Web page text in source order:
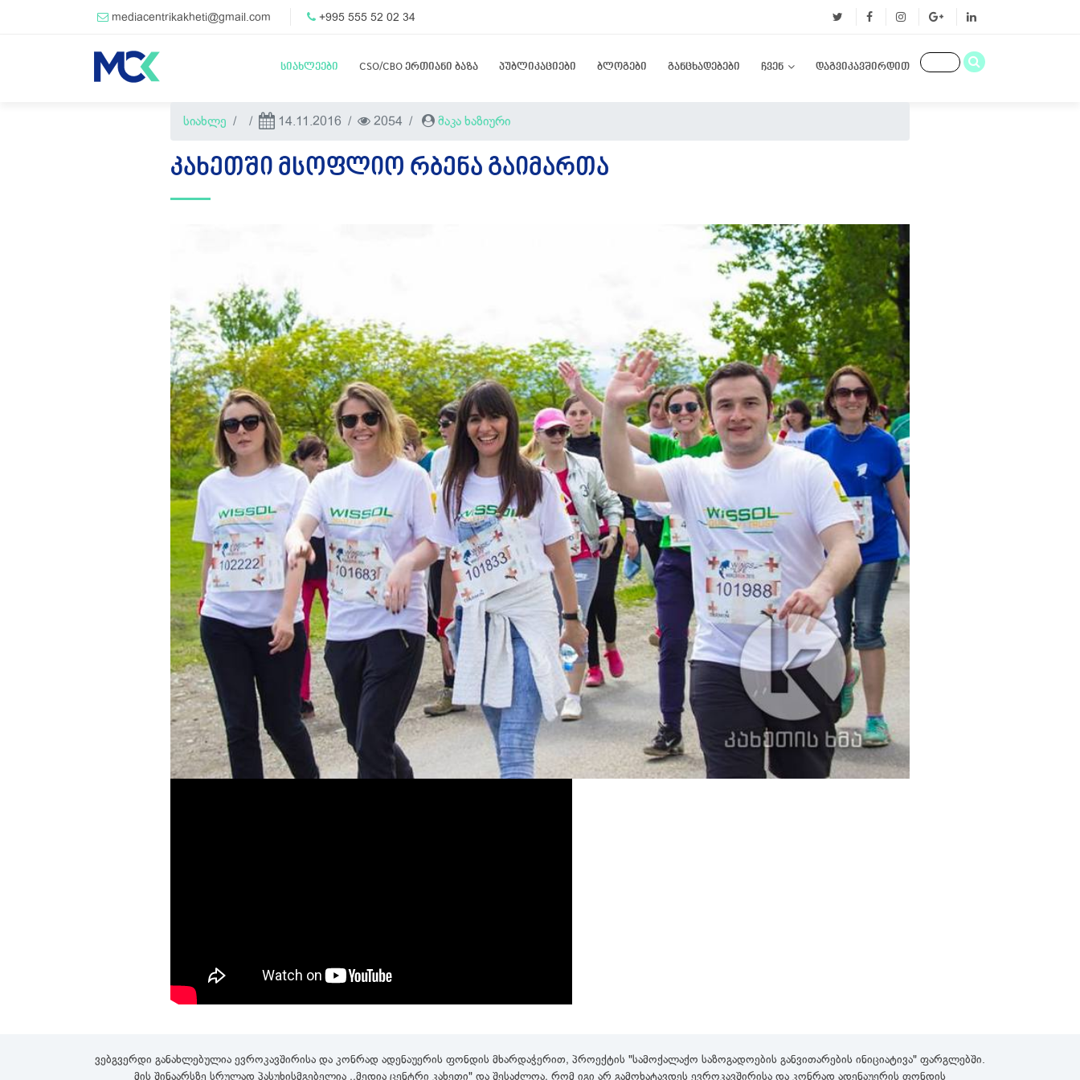
mediacentrikakheti@gmail.com +995 555 52 02 34
სიახლეები CSO/CBO ერთიანი ბაზა პუბლიკაციები ბლოგები განცხადებები ჩვენ დაგვიკავშირდით
სიახლე 14.11.2016 2054 მაკა ხაზიური
ᲙᲐᲮᲔᲗᲨᲘ ᲛᲡᲝᲤᲚᲘᲝ ᲠᲑᲔᲜᲐ ᲒᲐᲘᲛᲐᲠᲗᲐ
ვებგვერდი განახლებულია ევროკავშირისა და კონრად ადენაუერის ფონდის მხარდაჭერით, პროექტის "სამოქალაქო საზოგადოების განვითარების ინიციატივა" ფარგლებში.
მის შინაარსზე სრულად პასუხისმგებელია ,,მედია ცენტრი კახეთი" და შესაძლოა, რომ იგი არ გამოხატავდეს ევროკავშირისა და კონრად ადენაუერის ფონდის